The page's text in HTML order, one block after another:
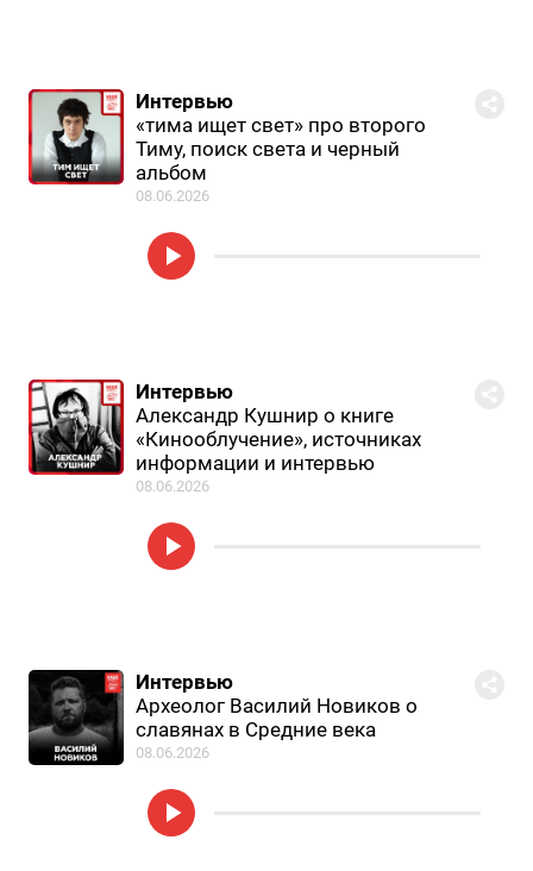
Интервью
«тима ищет свет» про второго
Тиму, поиск света и черный
альбом
08.06.2026
Интервью
Александр Кушнир о книге
«Кинооблучение», источниках
информации и интервью
08.06.2026
Интервью
Археолог Василий Новиков о
славянах в Средние века
08.06.2026